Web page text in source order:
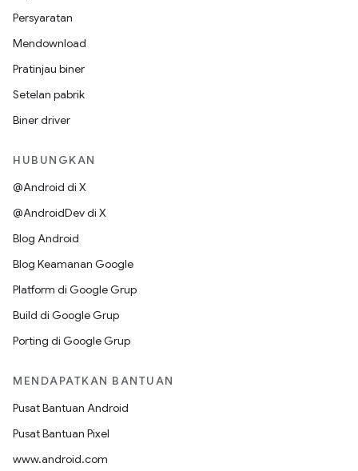
Persyaratan
Mendownload
Pratinjau biner
Setelan pabrik
Biner driver
HUBUNGKAN
@Android di X
@AndroidDev di X
Blog Android
Blog Keamanan Google
Platform di Google Grup
Build di Google Grup
Porting di Google Grup
MENDAPATKAN BANTUAN
Pusat Bantuan Android
Pusat Bantuan Pixel
www.android.com